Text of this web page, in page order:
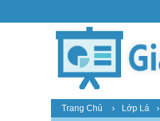
Trang Chủ › Lớp Lá ›